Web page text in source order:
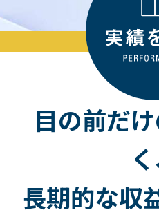
目の前だ
く
長期的な収